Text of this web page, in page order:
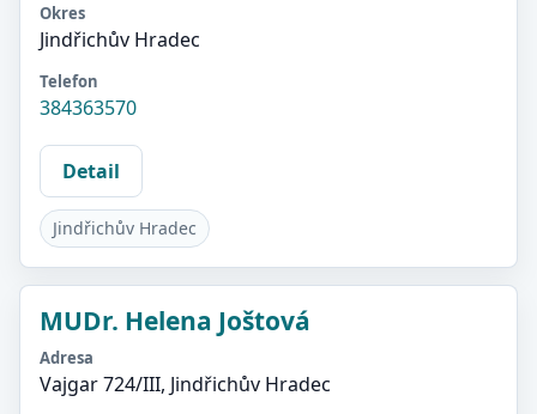
Okres
Jindřichův Hradec
Telefon
384363570
Detail
Jindřichův Hradec
MUDr. Helena Joštová
Adresa
Vajgar 724/III, Jindřichův Hradec